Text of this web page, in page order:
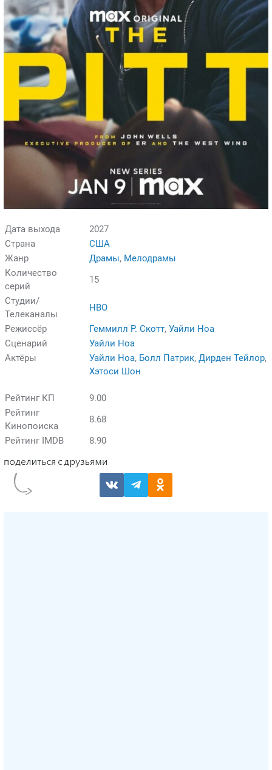
Дата выхода
2027
Страна
США
Жанр
Драмы, Мелодрамы
Количество
серий
15
Студии/
Телеканалы
HBO
Режиссёр
Геммилл Р. Скотт, Уайли Ноа
Сценарий
Уайли Ноа
Актёры
Уайли Ноа, Болл Патрик, Дирден Тейлор,
Хэтоси Шон
Рейтинг КП
9.00
Рейтинг
Кинопоиска
8.68
Рейтинг IMDB
8.90